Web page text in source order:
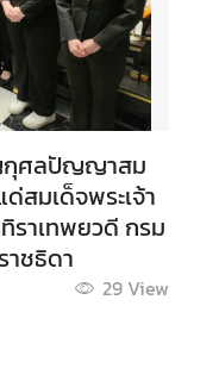
กุศลปัญญาสม
สมเด็จพระเจ้า
ราเทพยวดี กรม
ชธิดา
29View